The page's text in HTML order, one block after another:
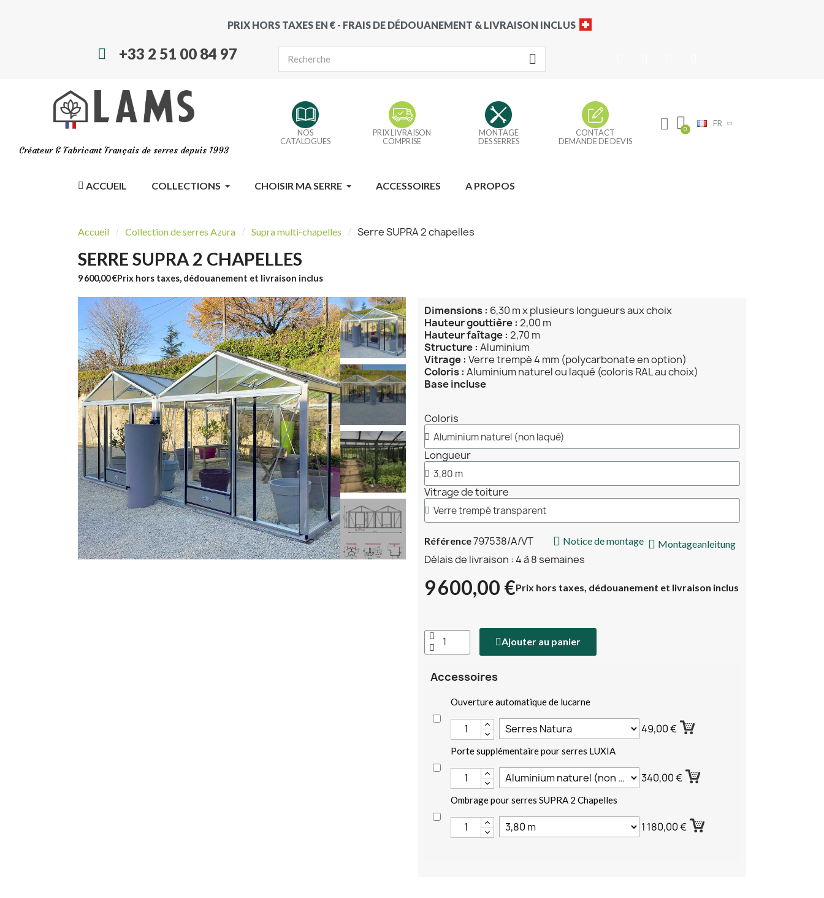
PRIX HORS TAXES EN € - FRAIS DE DÉDOUANEMENT & LIVRAISON INCLUS
+33 2 51 00 84 97
Créateur & Fabricant Français de serres depuis 1993
NOS
CATALOGUES
PRIX LIVRAISON
COMPRISE
MONTAGE
DES SERRES
CONTACT
DEMANDE DE DEVIS
FR
ACCUEIL COLLECTIONS CHOISIR MA SERRE ACCESSOIRES A PROPOS
Accueil Collection de serres Azura Supra multi-chapelles Serre SUPRA 2 chapelles
SERRE SUPRA 2 CHAPELLES
9 600,00 €Prix hors taxes, dédouanement et livraison inclus
Dimensions : 6,30 m x plusieurs longueurs aux choix
Hauteur gouttière : 2,00 m
Hauteur faîtage : 2,70 m
Structure : Aluminium
Vitrage : Verre trempé 4 mm (polycarbonate en option)
Coloris : Aluminium naturel ou laqué (coloris RAL au choix)
Base incluse
Coloris
Longueur
Vitrage de toiture
Référence797538/A/VT Notice de montage Montageanleitung
Délais de livraison : 4 à 8 semaines
9 600,00 €Prix hors taxes, dédouanement et livraison inclus
Ajouter au panier
Accessoires
Ouverture automatique de lucarne
49,00 €
Porte supplémentaire pour serres LUXIA
340,00 €
Ombrage pour serres SUPRA 2 Chapelles
1 180,00 €